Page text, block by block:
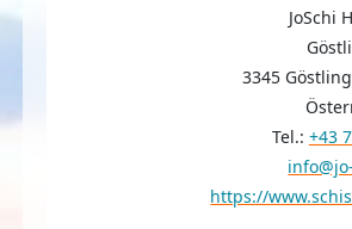
JoSchi
3345
Tel.: +43
https://